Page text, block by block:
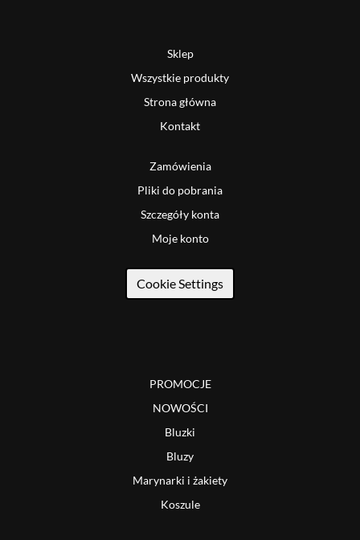
Sklep
Wszystkie produkty
Strona główna
Kontakt
Zamówienia
Pliki do pobrania
Szczegóły konta
Moje konto
Cookie Settings
PROMOCJE
NOWOŚCI
Bluzki
Bluzy
Marynarki i żakiety
Koszule